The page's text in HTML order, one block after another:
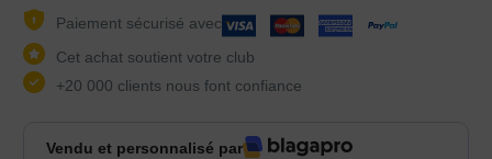
Paiement sécurisé avec
Cet achat soutient votre club
+20 000 clients nous font confiance
Vendu et personnalisé par